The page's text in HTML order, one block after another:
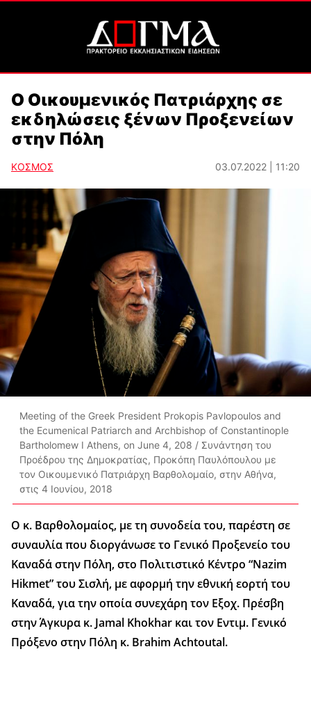
Ο Οικουμενικός Πατριάρχης σε
εκδηλώσεις ξένων Προξενείων
στην Πόλη
ΚΟΣΜΟΣ 03.07.2022 | 11:20
Meeting of the Greek President Prokopis Pavlopoulos and
the Ecumenical Patriarch and Archbishop of Constantinople
Bartholomew I Athens, on June 4, 208 / Συνάντηση του
Προέδρου της Δημοκρατίας, Προκόπη Παυλόπουλου με
τον Οικουμενικό Πατριάρχη Βαρθολομαίο, στην Αθήνα,
στις 4 Ιουνίου, 2018
Ο κ. Βαρθολομαίος, με τη συνοδεία του, παρέστη σε
συναυλία που διοργάνωσε το Γενικό Προξενείο του
Καναδά στην Πόλη, στο Πολιτιστικό Κέντρο “Nazim
Hikmet” του Σισλή, με αφορμή την εθνική εορτή του
Καναδά, για την οποία συνεχάρη τον Εξοχ. Πρέσβη
στην Άγκυρα κ. Jamal Khokhar και τον Εντιμ. Γενικό
Πρόξενο στην Πόλη κ. Brahim Achtoutal.